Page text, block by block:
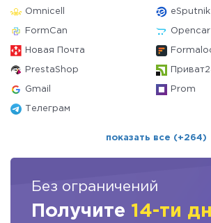
Omnicell eSputnik
FormCan
Новая Почта
PrestaShop
Gmail Prom
Телеграм
показать все (+264)
Без ограничений
Получите 14-ти